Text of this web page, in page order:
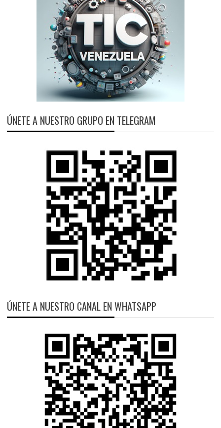
ÚNETE A NUESTRO GRUPO EN TELEGRAM
ÚNETE A NUESTRO CANAL EN WHATSAPP